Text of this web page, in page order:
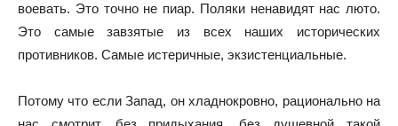
воевать. Это точно не пиар. Поляки ненавидят нас люто.
Это самые завзятые из всех наших исторических
противников. Самые истеричные, экзистенциальные.
Потому что если Запад, он хладнокровно, рационально на